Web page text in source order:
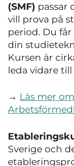
(SMF) passar
vill prova på
period. Du
din
Kursen är
leda vidare
→ Läs mer
Sverige och